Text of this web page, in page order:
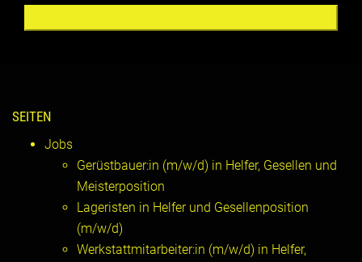
SEITEN
Jobs
Gerüstbauer:in (m/w/d) in Helfer, Gesellen und
Meisterposition
Lageristen in Helfer und Gesellenposition
(m/w/d)
Werkstattmitarbeiter:in (m/w/d) in Helfer,